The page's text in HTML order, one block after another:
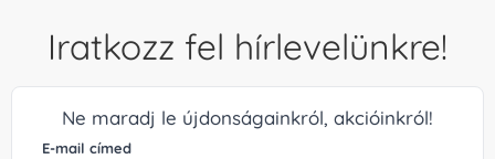
Iratkozz fel hírlevelünkre!
Ne maradj le újdonságainkról, akcióinkról!
E-mail címed